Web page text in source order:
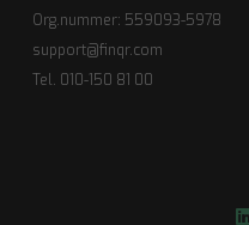
Org.nummer: 559093-5978
support@finqr.com
Tel. 010-150 81 00